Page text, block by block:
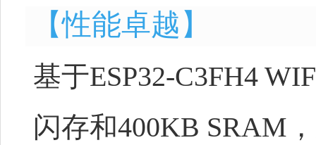
【性能卓越】
基于ESP32-C3FH4
闪存和400KB SRAM